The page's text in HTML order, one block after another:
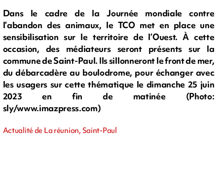
Dans le cadre de la Journée mondiale contre
l’abandon des animaux, le TCO met en place une
sensibilisation sur le territoire de l’Ouest. À cette
occasion, des médiateurs seront présents sur la
commune de Saint-Paul. Ils sillonneront le front de mer,
du débarcadère au boulodrome, pour échanger avec
les usagers sur cette thématique le dimanche 25 juin
2023 en fin de matinée (Photo:
sly/www.imazpress.com)
Actualité de La réunion, Saint-Paul